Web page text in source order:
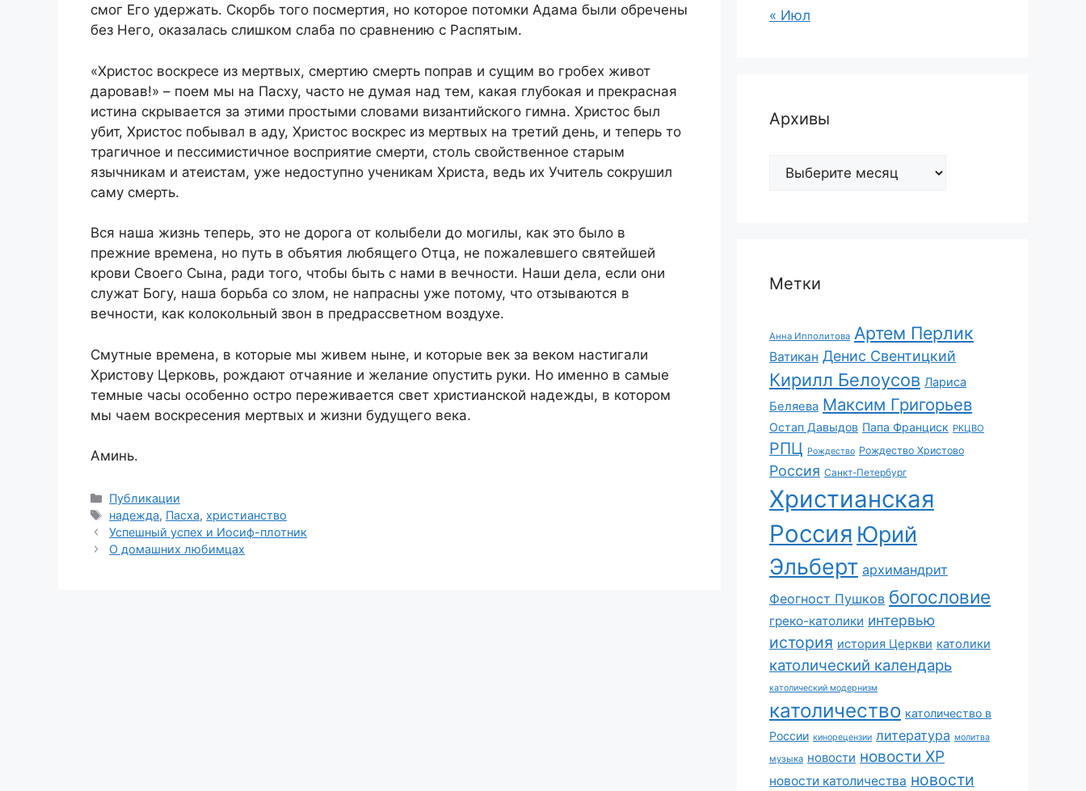
смог Его удержать. Скорбь того посмертия, но которое потомки Адама были обречены
без Него, оказалась слишком слаба по сравнению с Распятым.
«Христос воскресе из мертвых, смертию смерть поправ и сущим во гробех живот
даровав!» – поем мы на Пасху, часто не думая над тем, какая глубокая и прекрасная
истина скрывается за этими простыми словами византийского гимна. Христос был
убит, Христос побывал в аду, Христос воскрес из мертвых на третий день, и теперь то
трагичное и пессимистичное восприятие смерти, столь свойственное старым
язычникам и атеистам, уже недоступно ученикам Христа, ведь их Учитель сокрушил
саму смерть.
Вся наша жизнь теперь, это не дорога от колыбели до могилы, как это было в
прежние времена, но путь в объятия любящего Отца, не пожалевшего святейшей
крови Своего Сына, ради того, чтобы быть с нами в вечности. Наши дела, если они
служат Богу, наша борьба со злом, не напрасны уже потому, что отзываются в
вечности, как колокольный звон в предрассветном воздухе.
Смутные времена, в которые мы живем ныне, и которые век за веком настигали
Христову Церковь, рождают отчаяние и желание опустить руки. Но именно в самые
темные часы особенно остро переживается свет христианской надежды, в котором
мы чаем воскресения мертвых и жизни будущего века.
Аминь.
Рубрики
Публикации
Метки
надежда, Пасха,христианство
Успешный успех и Иосиф-плотник
О домашних любимцах
« Июл
Архивы
Архивы
Метки
Анна Ипполитова Артем Перлик
Ватикан Денис Свентицкий
Кирилл Белоусов Лариса
Беляева Максим Григорьев
Остап Давыдов Папа Франциск РКЦВО
РПЦ Рождество Рождество Христово
Россия Санкт-Петербург
Христианская
Россия Юрий
Эльберт архимандрит
Феогност Пушков богословие
греко-католики интервью
история история Церкви католики
католический календарь
католический модернизм
католичество католичество в
России кинорецензии литература молитва
музыка новости новости ХР
новости католичества новости